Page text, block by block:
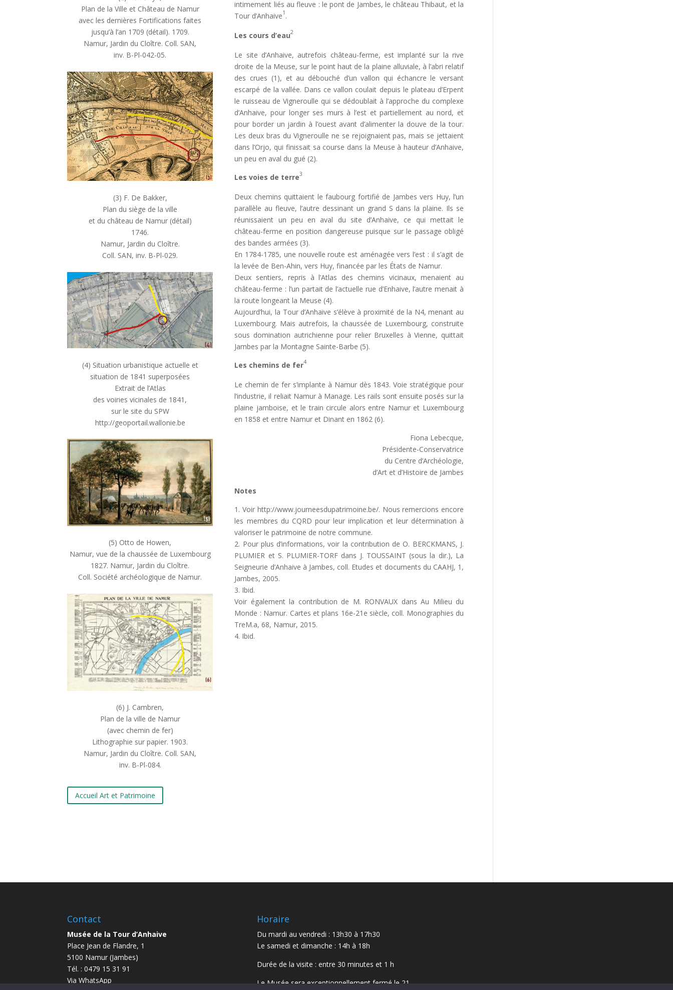
Plan de la Ville et Château de Namur
avec les dernières Fortifications faites
jusqu’à l’an 1709 (détail). 1709.
Namur, Jardin du Cloître. Coll. SAN,
inv. B-Pl-042-05.
(3) F. De Bakker,
Plan du siège de la ville
et du château de Namur (détail)
1746.
Namur, Jardin du Cloître.
Coll. SAN, inv. B-Pl-029.
(4) Situation urbanistique actuelle et
situation de 1841 superposées
Extrait de l’Atlas
des voiries vicinales de 1841,
sur le site du SPW
http://geoportail.wallonie.be
(5) Otto de Howen,
Namur, vue de la chaussée de Luxembourg
1827. Namur, Jardin du Cloître.
Coll. Société archéologique de Namur.
(6) J. Cambren,
Plan de la ville de Namur
(avec chemin de fer)
Lithographie sur papier. 1903.
Namur, Jardin du Cloître. Coll. SAN,
inv. B-Pl-084.
intimement liés au fleuve : le pont de Jambes, le château Thibaut, et la
Tour d’Anhaive1 .
Les cours d’eau2
Le site d’Anhaive, autrefois château-ferme, est implanté sur la rive
droite de la Meuse, sur le point haut de la plaine alluviale, à l’abri relatif
des crues (1), et au débouché d’un vallon qui échancre le versant
escarpé de la vallée. Dans ce vallon coulait depuis le plateau d’Erpent
le ruisseau de Vigneroulle qui se dédoublait à l’approche du complexe
d’Anhaive, pour longer ses murs à l’est et partiellement au nord, et
pour border un jardin à l’ouest avant d’alimenter la douve de la tour.
Les deux bras du Vigneroulle ne se rejoignaient pas, mais se jettaient
dans l’Orjo, qui finissait sa course dans la Meuse à hauteur d’Anhaive,
un peu en aval du gué (2).
Les voies de terre3
Deux chemins quittaient le faubourg fortifié de Jambes vers Huy, l’un
parallèle au fleuve, l’autre dessinant un grand S dans la plaine. Ils se
réunissaient un peu en aval du site d’Anhaive, ce qui mettait le
château-ferme en position dangereuse puisque sur le passage obligé
des bandes armées (3).
En 1784-1785, une nouvelle route est aménagée vers l’est : il s’agit de
la levée de Ben-Ahin, vers Huy, financée par les États de Namur.
Deux sentiers, repris à l’Atlas des chemins vicinaux, menaient au
château-ferme : l’un partait de l’actuelle rue d’Enhaive, l’autre menait à
la route longeant la Meuse (4).
Aujourd’hui, la Tour d’Anhaive s’élève à proximité de la N4, menant au
Luxembourg. Mais autrefois, la chaussée de Luxembourg, construite
sous domination autrichienne pour relier Bruxelles à Vienne, quittait
Jambes par la Montagne Sainte-Barbe (5).
Les chemins de fer4
Le chemin de fer s’implante à Namur dès 1843. Voie stratégique pour
l’industrie, il reliait Namur à Manage. Les rails sont ensuite posés sur la
plaine jamboise, et le train circule alors entre Namur et Luxembourg
en 1858 et entre Namur et Dinant en 1862 (6).
Fiona Lebecque,
Présidente-Conservatrice
du Centre d’Archéologie,
d’Art et d’Histoire de Jambes
Notes
1. Voir http://www.journeesdupatrimoine.be/. Nous remercions encore
les membres du CQRD pour leur implication et leur détermination à
valoriser le patrimoine de notre commune.
2. Pour plus d’informations, voir la contribution de O. BERCKMANS, J.
PLUMIER et S. PLUMIER-TORF dans J. TOUSSAINT (sous la dir.), La
Seigneurie d’Anhaive à Jambes, coll. Etudes et documents du CAAHJ, 1,
Jambes, 2005.
3. Ibid.
Voir également la contribution de M. RONVAUX dans Au Milieu du
Monde : Namur. Cartes et plans 16e-21e siècle, coll. Monographies du
TreM.a, 68, Namur, 2015.
4. Ibid.
Accueil Art et Patrimoine
Contact
Musée de la Tour d’Anhaive
Place Jean de Flandre, 1
5100 Namur (Jambes)
Tél. : 0479 15 31 91
Via WhatsApp
Horaire
Du mardi au vendredi : 13h30 à 17h30
Le samedi et dimanche : 14h à 18h
Durée de la visite : entre 30 minutes et 1 h
Le Musée sera exceptionnellement fermé le 21